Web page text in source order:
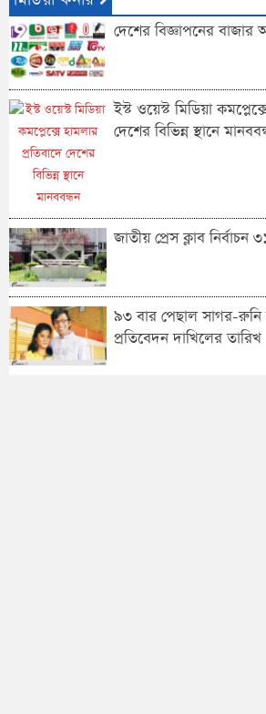
দেশের বিজ্ঞাপনের
ইস্ট ওয়েস্ট মিডিয়া
দেশের বিভিন্ন স্থানে
জাতীয় প্রেস ক্লাব নির্বাচন
৯৩ বার পেছাল সাগর-রুনি
প্রতিবেদন দাখিলের তারিখ